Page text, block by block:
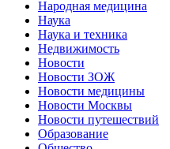
Народная медицина
Наука
Наука и техника
Недвижимость
Новости
Новости ЗОЖ
Новости медицины
Новости Москвы
Новости путешествий
Образование